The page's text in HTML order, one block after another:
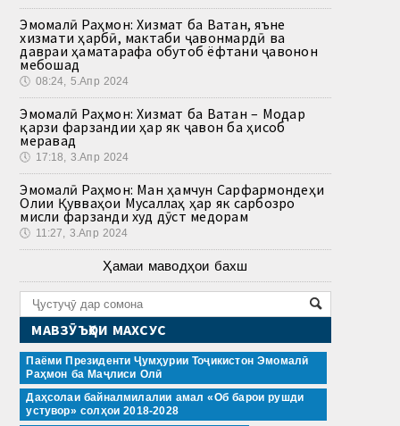
Эмомалӣ Раҳмон: Хизмат ба Ватан, яъне
хизмати ҳарбӣ, мактаби ҷавонмардӣ ва
давраи ҳаматарафа обутоб ёфтани ҷавонон
мебошад
🕔 08:24, 5.Апр 2024
Эмомалӣ Раҳмон: Хизмат ба Ватан – Модар
қарзи фарзандии ҳар як ҷавон ба ҳисоб
меравад
🕔 17:18, 3.Апр 2024
Эмомалӣ Раҳмон: Ман ҳамчун Сарфармондеҳи
Олии Қувваҳои Мусаллаҳ ҳар як сарбозро
мисли фарзанди худ дӯст медорам
🕔 11:27, 3.Апр 2024
Ҳамаи маводҳои бахш
МАВЗӮЪҲОИ МАХСУС
Паёми Президенти Ҷумҳурии Тоҷикистон Эмомалӣ
Раҳмон ба Маҷлиси Олӣ
Даҳсолаи байналмилалии амал «Об барои рушди
устувор» солҳои 2018-2028